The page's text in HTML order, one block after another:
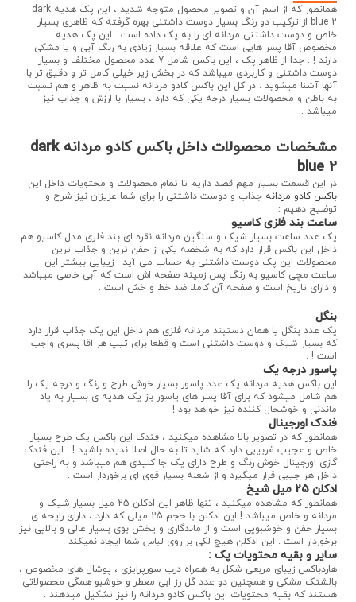
همانطور که از اسم آن و تصویر محصول متوجه شدید ، این پک هدیه dark
blue 2 از ترکیب دو رنگ بسیار دوست داشتنی بهره گرفته که ظاهری بسیار
خاص و دوست داشتنی مردانه ای را به پک داده است . این پک هدیه
مخصوص آقا پسر هایی است که علاقه بسیار زیادی به رنگ آبی و یا مشکی
دارند ! . جدا از ظاهر پک ، این باکس شامل 7 عدد محصول مختلف و بسیار
دوست داشتنی و کاربردی میباشد که در بخش زیر خیلی کامل تر و دقیق تر با
آنها آشنا میشوید . در کل این باکس کادو مردانه نسبت به ظاهر و هم نسبت
به باطن و محصولات بسیار درجه یکی که دارد ، بسیار با ارزش و جذاب نیز
میباشد .
مشخصات محصولات داخل باکس کادو مردانه dark
blue 2
در این قسمت بسیار مهم قصد داریم تا تمام محصولات و محتویات داخل این
باکس کادو مردانه جذاب و دوست داشتنی را برای شما عزیزان نیز شرح و
توضیح دهیم :
ساعت بند فلزی کاسیو
یک عدد ساعت بسیار شیک و سنگین مردانه نقره ای بند فلزی مدل کاسیو هم
داخل این باکس قرار دارد که به شخصه یکی از خفن ترین و جذاب ترین
محصولات این پک دوست داشتنی به حساب می آید . زیبایی بیشتر این
ساعت مچی کاسیو به رنگ پس زمینه صفحه اش است که آبی خاصی میباشد
و دارای تاریخ است و صفحه آن کاملا ضد خط و خش است .
بنگل
یک عدد بنگل یا همان دستبند مردانه فلزی هم داخل این پک جذاب قرار دارد
که بسیار شیک و دوست داشتنی است و قطعا برای تیپ هر اقا پسری واجب
است ! .
پاسور درجه یک
این باکس هدیه مردانه یک عدد پاسور بسیار خوش طرح و رنگ و درجه یک را
هم شامل میشود که برای آقا پسر های پاسور باز یک هدیه ی بسیار به یاد
ماندنی و خوشحال کننده نیز خواهد بود ! .
فندک اورجینال
همانطور که در تصویر بالا مشاهده میکنید ، فندک این باکس یک طرح بسیار
خاص و عجیب غربیبی دارد که شاید تا به حال اصلا ندیده باشید ! . این فندک
گازی اورجینال خوش رنگ و طرح دارای یک جا کلیدی هم میباشد و به راحتی
داخل هر جیبی قرار میگیرد و از شعله بسیار قوی ای برخوردار است .
ادکلن 25 میل شیخ
همانطور که مشاهده میکنید ، تنها ظاهر این ادکلن 25 میل بسیار شیک و
مردانه و خاص میباشد ! این ادکلن با حجم 25 میلی که دارد ، دارای رایحه ی
بسیار خفن و خوشبویی است و از ماندگاری و پخش بوی بسیار عالی و بالایی نیز
برخوردار است . این ادکلن هیچ لکی بر روی لباس شما ایجاد نمیکند .
سایر و بقیه محتویات پک :
هاردباکس زیبای مربعی شکل به همراه درب سورپرایزی ، پوشال های مخصوص ،
بالشتک مشکی و همچنین دو عدد گل رز ابی معطر و خوشبو همگی محصولاتی
هستند که بقیه محتویات این باکس کادو مردانه را نیز تشکیل میدهند .